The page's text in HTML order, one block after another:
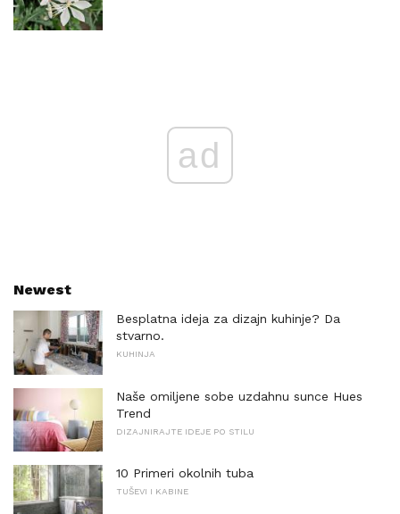
ad
Newest
Besplatna ideja za dizajn kuhinje? Da
stvarno.
KUHINJA
Naše omiljene sobe uzdahnu sunce Hues
Trend
DIZAJNIRAJTE IDEJE PO STILU
10 Primeri okolnih tuba
TUŠEVI I KABINE